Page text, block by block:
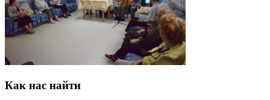
Как нас найти